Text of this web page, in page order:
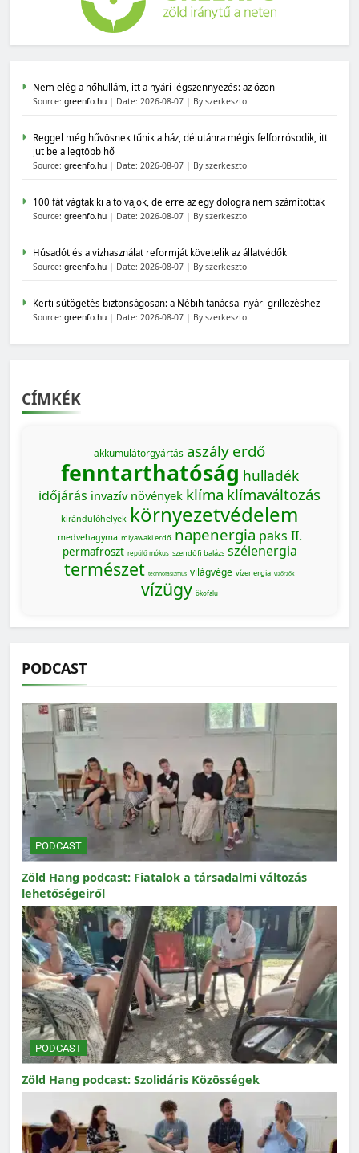
Nem elég a hőhullám, itt a nyári légszennyezés: az ózon
Source: greenfo.hu Date: 2026-08-07 By szerkeszto
Reggel még hűvösnek tűnik a ház, délutánra mégis felforrósodik, itt
jut be a legtöbb hő
Source: greenfo.hu Date: 2026-08-07 By szerkeszto
100 fát vágtak ki a tolvajok, de erre az egy dologra nem számítottak
Source: greenfo.hu Date: 2026-08-07 By szerkeszto
Húsadót és a vízhasználat reformját követelik az állatvédők
Source: greenfo.hu Date: 2026-08-07 By szerkeszto
Kerti sütögetés biztonságosan: a Nébih tanácsai nyári grillezéshez
Source: greenfo.hu Date: 2026-08-07 By szerkeszto
CÍMKÉK
akkumulátorgyártás aszály erdő
fenntarthatóság hulladék
időjárás invazív növények klíma klímaváltozás
kirándulóhelyek környezetvédelem
medvehagyma miyawaki erdő napenergia paks II.
permafroszt repülő mókus szendőfi balázs szélenergia
természet technofasizmus világvége vízenergia vízőrzők
vízügy ökofalu
PODCAST
PODCAST
Zöld Hang podcast: Fiatalok a társadalmi változás
lehetőségeiről
PODCAST
Zöld Hang podcast: Szolidáris Közösségek